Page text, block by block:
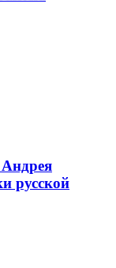
русской